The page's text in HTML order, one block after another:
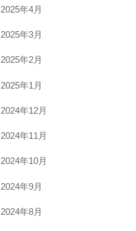
2025年4月
2025年3月
2025年2月
2025年1月
2024年12月
2024年11月
2024年10月
2024年9月
2024年8月